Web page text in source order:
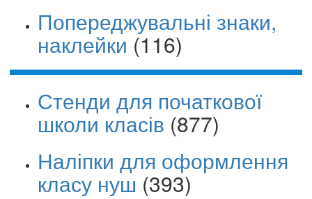
Попереджувальні знаки,
наклейки (116)
Стенди для початкової
школи класів (877)
Наліпки для оформлення
класу нуш (393)